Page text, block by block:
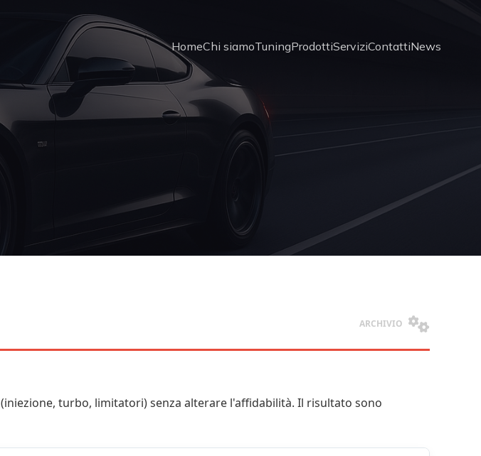
HomeChi siamoTuningProdottiServiziContattiNews
ARCHIVIO
(iniezione, turbo, limitatori) senza alterare l'affidabilità. Il risultato sono